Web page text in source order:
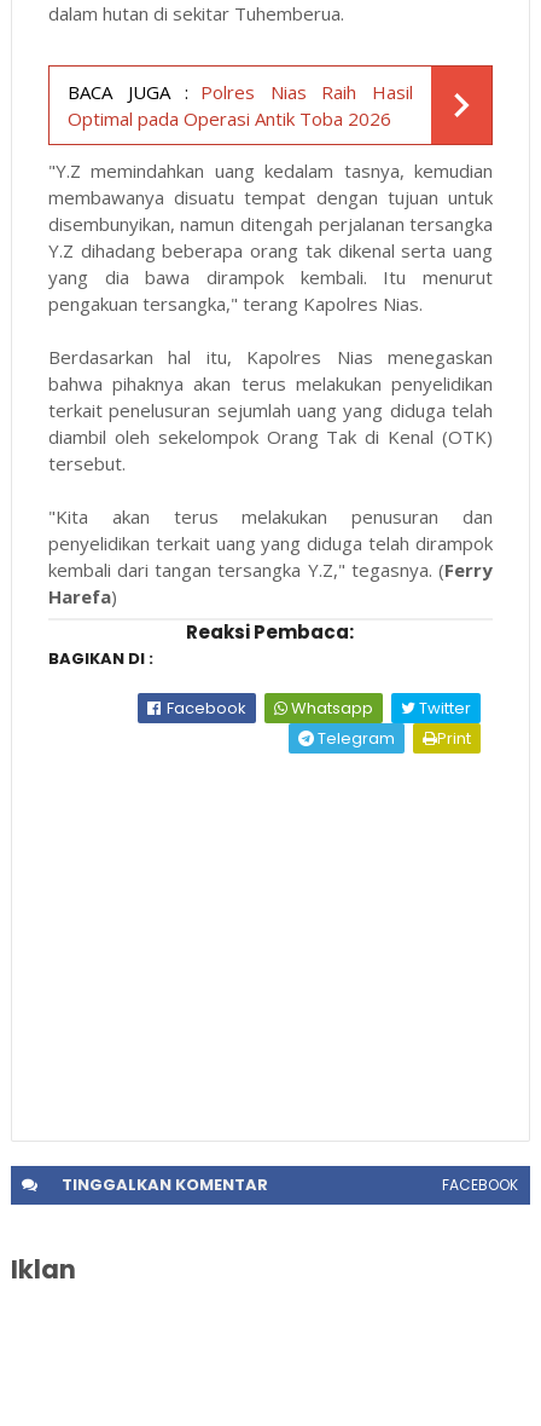
dalam hutan di sekitar Tuhemberua.
BACA JUGA : Polres Nias Raih Hasil
Optimal pada Operasi Antik Toba 2026
"Y.Z memindahkan uang kedalam tasnya, kemudian
membawanya disuatu tempat dengan tujuan untuk
disembunyikan, namun ditengah perjalanan tersangka
Y.Z dihadang beberapa orang tak dikenal serta uang
yang dia bawa dirampok kembali. Itu menurut
pengakuan tersangka," terang Kapolres Nias.
Berdasarkan hal itu, Kapolres Nias menegaskan
bahwa pihaknya akan terus melakukan penyelidikan
terkait penelusuran sejumlah uang yang diduga telah
diambil oleh sekelompok Orang Tak di Kenal (OTK)
tersebut.
"Kita akan terus melakukan penusuran dan
penyelidikan terkait uang yang diduga telah dirampok
kembali dari tangan tersangka Y.Z," tegasnya. (Ferry
Harefa)
Reaksi Pembaca:
BAGIKAN DI :
Facebook Whatsapp
Twitter
Telegram
Print
TINGGALKANKOMENTAR FACEBOOK
Iklan